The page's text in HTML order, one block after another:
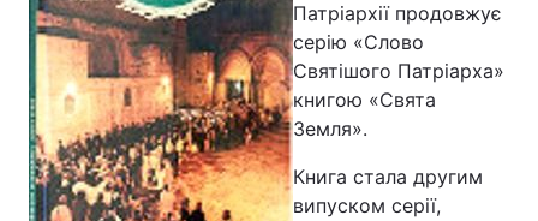
Патріархії продовжує
серію «Слово
Святішого Патріарха»
книгою «Свята
Земля».
Книга стала другим
випуском серії,